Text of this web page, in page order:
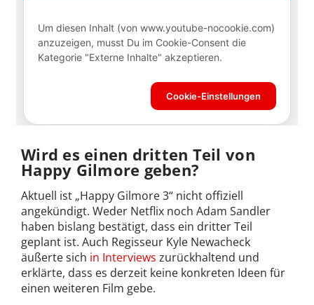
Wird es einen dritten Teil von
Happy Gilmore geben?
Aktuell ist „Happy Gilmore 3“ nicht offiziell
angekündigt. Weder Netflix noch Adam Sandler
haben bislang bestätigt, dass ein dritter Teil
geplant ist. Auch Regisseur Kyle Newacheck
äußerte sich in Interviews zurückhaltend und
erklärte, dass es derzeit keine konkreten Ideen für
einen weiteren Film gebe.